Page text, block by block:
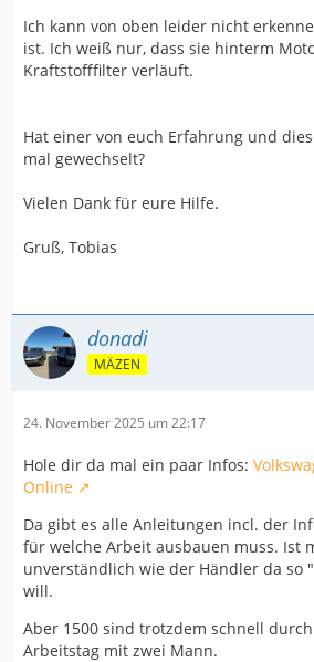
Ich kann von oben leider nicht
ist. Ich weiß nur, dass sie hinterm
Kraftstofffilter verläuft.
Hat einer von euch Erfahrung und
mal gewechselt?
Vielen Dank für eure Hilfe.
Gruß, Tobias
donadi
MÄZEN
24. November 2025 um 22:17
Hole dir da mal ein paar Infos:
Online
Da gibt es alle Anleitungen incl. der
für welche Arbeit ausbauen muss. Ist
unverständlich wie der Händler da so
will.
Aber 1500 sind trotzdem schnell
Arbeitstag mit zwei Mann.